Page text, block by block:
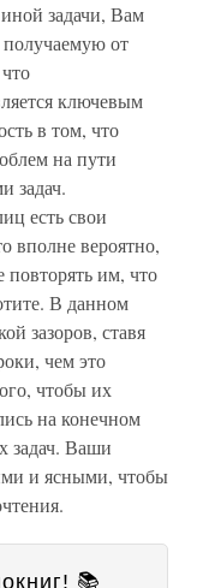
задачи, Вам
от
ключевым
в том, что
на пути
задач.
есть свои
вполне вероятно,
им, что
В данном
зазоров, ставя
чем это
чтобы их
на конечном
задач. Ваши
и ясными, чтобы
📚